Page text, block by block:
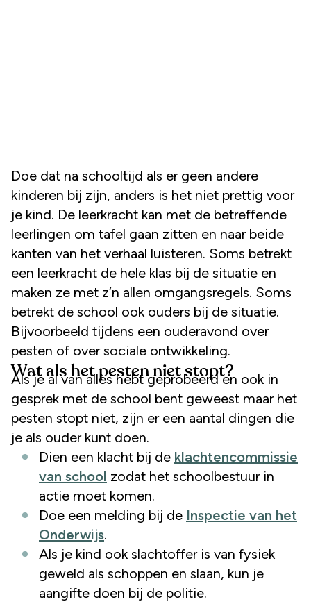
Doe dat na schooltijd als er geen andere
kinderen bij zijn, anders is het niet prettig voor
je kind. De leerkracht kan met de betreffende
leerlingen om tafel gaan zitten en naar beide
kanten van het verhaal luisteren. Soms betrekt
een leerkracht de hele klas bij de situatie en
maken ze met z’n allen omgangsregels. Soms
betrekt de school ook ouders bij de situatie.
Bijvoorbeeld tijdens een ouderavond over
pesten of over sociale ontwikkeling.
Wat als het pesten niet stopt?
Als je al van alles hebt geprobeerd en ook in
gesprek met de school bent geweest maar het
pesten stopt niet, zijn er een aantal dingen die
je als ouder kunt doen.
Dien een klacht bij de klachtencommissie
van school zodat het schoolbestuur in
actie moet komen.
Doe een melding bij de Inspectie van het
Onderwijs.
Als je kind ook slachtoffer is van fysiek
geweld als schoppen en slaan, kun je
aangifte doen bij de politie.